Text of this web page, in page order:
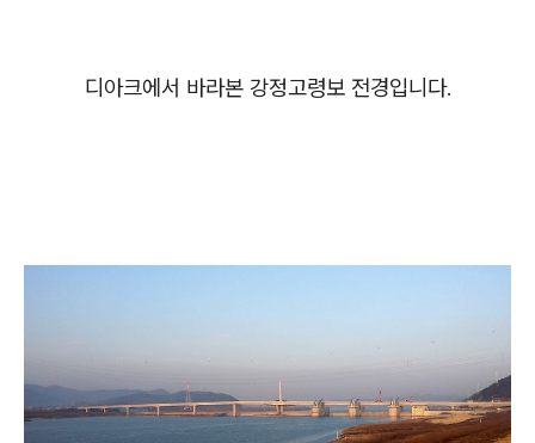
디아크에서 바라본 강정고령보 전경입니다.